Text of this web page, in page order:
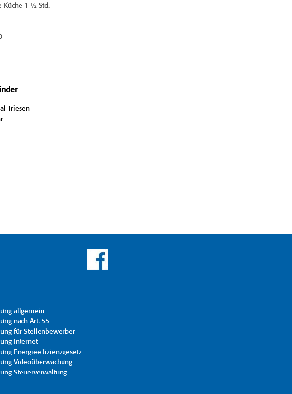
Küche 1 ½ Std.
Triesen
allgemein
nach Art. 55
für Stellenbewerber
Internet
Energieeffizienzgesetz
Videoüberwachung
Steuerverwaltung